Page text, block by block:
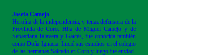
Josefa Camejo
Heroína de la independencia, y tenaz defensora de la
Provincia de Coro. Hija de Miguel Camejo y de
Sebastiana Talavera y Garcés, fue conocida también
como Doña Ignacia. Inició sus estudios en el colegio
de las hermanas Salcedo en Coro y luego fue enviad